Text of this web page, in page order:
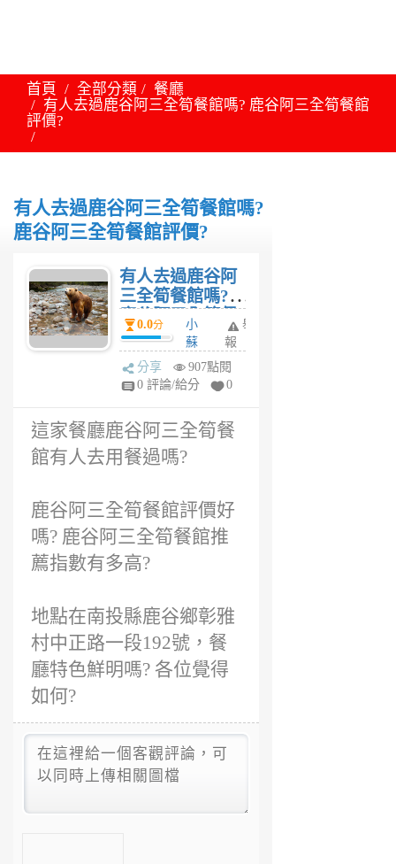
首頁 全部分類
餐廳
有人去過鹿谷阿三全筍餐館嗎? 鹿谷阿三全筍餐館
評價?
有人去過鹿谷阿三全筍餐館嗎?
鹿谷阿三全筍餐館評價?
有人去過鹿谷阿
三全筍餐館嗎?
鹿谷阿三全筍餐
館評價?
0.0分
小
蘇
6
年
舉
報
分享
907點閱
0 評論/給分
0
這家餐廳鹿谷阿三全筍餐
館有人去用餐過嗎?
鹿谷阿三全筍餐館評價好
嗎? 鹿谷阿三全筍餐館推
薦指數有多高?
地點在南投縣鹿谷鄉彰雅
村中正路一段192號，餐
廳特色鮮明嗎? 各位覺得
如何?